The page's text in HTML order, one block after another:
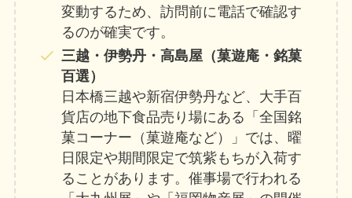
変動するため、訪問前に電話で確認す
るのが確実です。
三越・伊勢丹・高島屋（菓遊庵・銘菓
百選）
日本橋三越や新宿伊勢丹など、大手百
貨店の地下食品売り場にある「全国銘
菓コーナー（菓遊庵など）」では、曜
日限定や期間限定で筑紫もちが入荷す
ることがあります。催事場で行われる